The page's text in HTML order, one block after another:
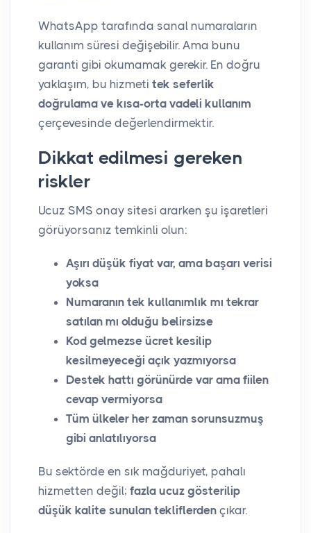
WhatsApp tarafında sanal numaraların
kullanım süresi değişebilir. Ama bunu
garanti gibi okumamak gerekir. En doğru
yaklaşım, bu hizmeti tek seferlik
doğrulama ve kısa-orta vadeli kullanım
çerçevesinde değerlendirmektir.
Dikkat edilmesi gereken
riskler
Ucuz SMS onay sitesi ararken şu işaretleri
görüyorsanız temkinli olun:
Aşırı düşük fiyat var, ama başarı verisi
yoksa
Numaranın tek kullanımlık mı tekrar
satılan mı olduğu belirsizse
Kod gelmezse ücret kesilip
kesilmeyeceği açık yazmıyorsa
Destek hattı görünürde var ama fiilen
cevap vermiyorsa
Tüm ülkeler her zaman sorunsuzmuş
gibi anlatılıyorsa
Bu sektörde en sık mağduriyet, pahalı
hizmetten değil; fazla ucuz gösterilip
düşük kalite sunulan tekliflerden çıkar.